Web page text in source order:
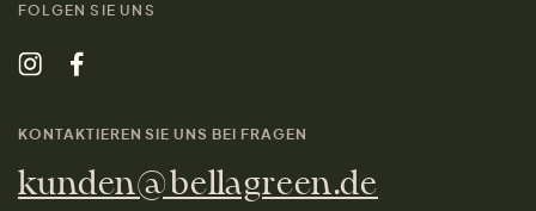
FOLGEN SIE UNS
KONTAKTIEREN SIE UNS BEI FRAGEN
kunden@bellagreen.de